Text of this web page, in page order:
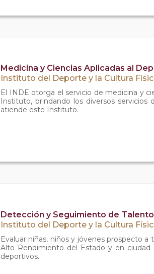
Medicina y Ciencias Aplicadas al
Instituto del Deporte y la Cultura
El INDE otorga el servicio de medicina y
Instituto, brindando los diversos
atiende este Instituto.
Detección y Seguimiento de
Instituto del Deporte y la Cultura
Evaluar niñas, niños y jóvenes prospecto
Alto Rendimiento del Estado y en ciudad
deportivos.